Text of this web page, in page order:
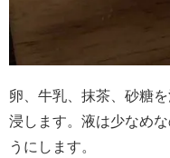
卵、牛乳、抹茶、砂糖
浸します。液は少なめ
うにします。